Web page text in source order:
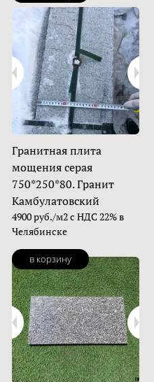
Гранитная плита
мощения серая
750*250*80. Гранит
Камбулатовский
4900 руб./м2 с НДС 22% в
Челябинске
в корзину